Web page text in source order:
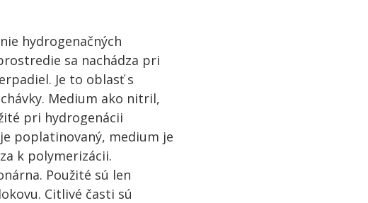
hydrogenačných
sa nachádza pri
Je to oblasť s
Medium ako nitril,
pri hydrogenácii
poplatinovaný, medium je
k polymerizácii.
Použité sú len
Citlivé časti sú